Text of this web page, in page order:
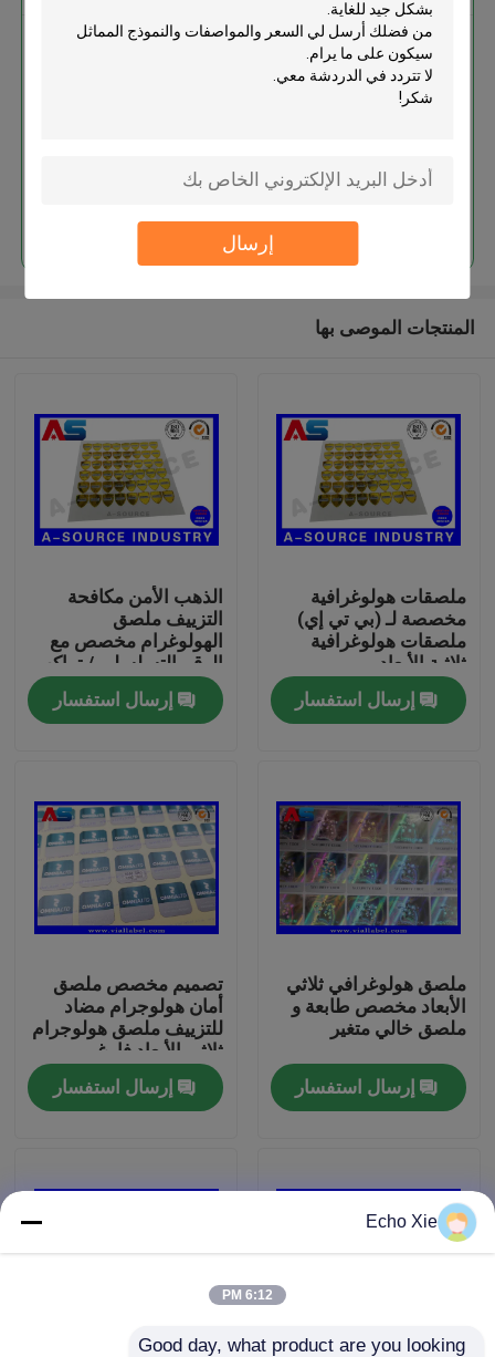
إرسال
بيت
معلومات عنا
جولة في المعمل
رقابة جودة
اتصل بنا
تسميات 10ML فيال
تسميات زجاجة صغيرة
مخصص الهولوغرام ملصقات العسل
استمر
المنتجات الموصى بها
ملصقات هولوغرافية
مخصصة لـ (بي تي إي)
ملصقات هولوغرافية
ثلاثية الأبعاد
إرسال استفسار
الذهب الأمن مكافحة
التزييف ملصق
الهولوغرام مخصص مع
الرقم التسلسلي / تراكب
الصفر
إرسال استفسار
ملصق هولوغرافي ثلاثي
الأبعاد مخصص طابعة و
ملصق خالي متغير
إرسال استفسار
تصميم مخصص ملصق
أمان هولوجرام مضاد
للتزييف ملصق هولوجرام
ثلاثي الأبعاد فارغ
إرسال استفسار
Echo Xie
6:12 PM
Good day, what product are you looking